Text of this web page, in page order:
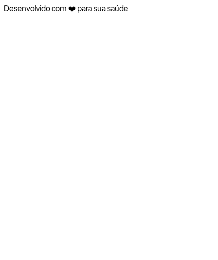
Desenvolvido com ❤️ para sua saúde